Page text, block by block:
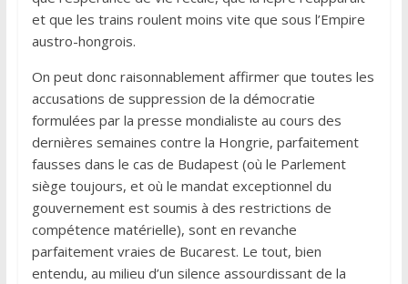
et que les trains roulent moins vite que sous l’Empire
austro-hongrois.
On peut donc raisonnablement affirmer que toutes les
accusations de suppression de la démocratie
formulées par la presse mondialiste au cours des
dernières semaines contre la Hongrie, parfaitement
fausses dans le cas de Budapest (où le Parlement
siège toujours, et où le mandat exceptionnel du
gouvernement est soumis à des restrictions de
compétence matérielle), sont en revanche
parfaitement vraies de Bucarest. Le tout, bien
entendu, au milieu d’un silence assourdissant de la